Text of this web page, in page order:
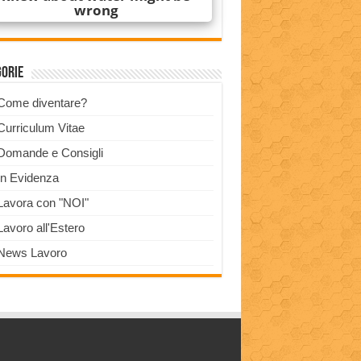
diventare?
Vitae
e Consigli
Evidenza
con "NOI"
all'Estero
Lavoro